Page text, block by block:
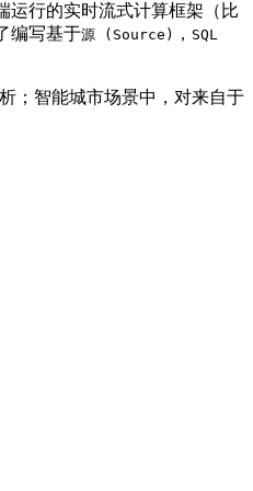
运行的实时流式计算框架（比
编写基于源 (Source) ， SQL
；智能城市场景中，对来自于